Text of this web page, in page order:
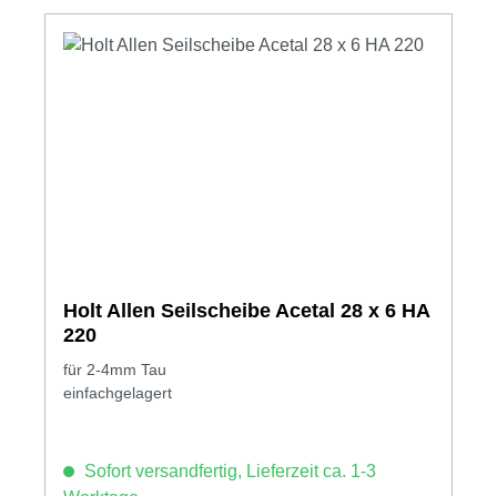
Holt Allen Seilscheibe Acetal 28 x 6 HA
220
für 2-4mm Tau
einfachgelagert
Sofort versandfertig, Lieferzeit ca. 1-3